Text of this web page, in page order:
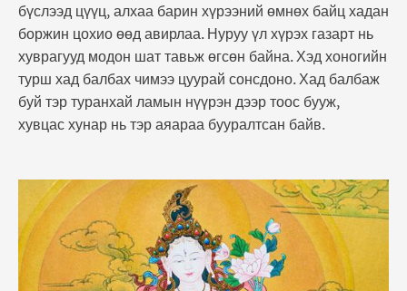
бүслээд цүүц, алхаа барин хүрээний өмнөх байц хадан
боржин цохио өөд авирлаа. Нуруу үл хүрэх газарт нь
хуврагууд модон шат тавьж өгсөн байна. Хэд хоногийн
турш хад балбах чимээ цуурай сонсдоно. Хад балбаж
буй тэр туранхай ламын нүүрэн дээр тоос бууж,
хувцас хунар нь тэр аяараа бууралтсан байв.